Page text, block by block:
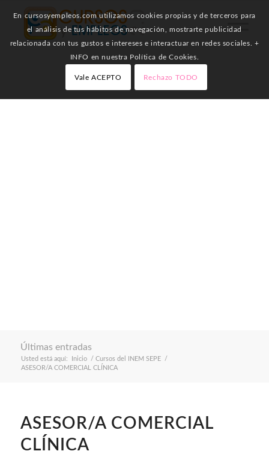
Últimas entradas
Usted está aquí: Inicio / Cursos del INEM SEPE
/
ASESOR/A COMERCIAL CLÍNICA
ASESOR/A COMERCIAL
CLÍNICA
En cursosyempleos.com utilizamos cookies propias y de terceros para
el análisis de tus hábitos de navegación, mostrarte publicidad
relacionada con tus gustos e intereses e interactuar en redes sociales. +
INFO en nuestra Política de Cookies.
Vale ACEPTO Rechazo TODO